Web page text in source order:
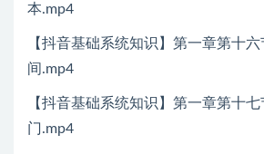
本.mp4
【抖音基础系统知识】第一章第十
间.mp4
【抖音基础系统知识】第一章第十
门.mp4